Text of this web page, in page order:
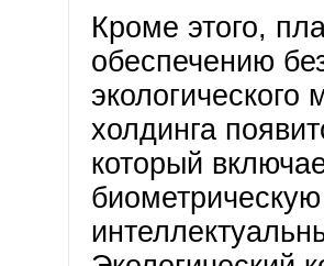
Кроме этого,
обеспечению
холдинга
который